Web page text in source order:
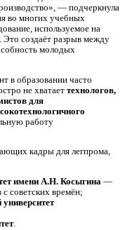
сенатор
кадров остаётся
По её словам,
чтобы
приступать к
которые бы выходили
на
сегодня во многих
оборудование,
Это создаёт
акцент в
как остро не